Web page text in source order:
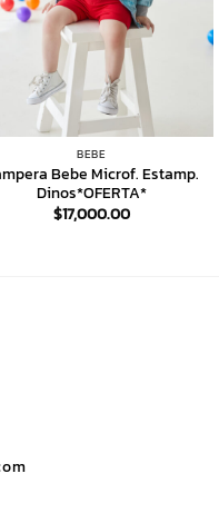
BEBE
Bebe Microf. Estamp.
Dinos*OFERTA*
$17,000.00